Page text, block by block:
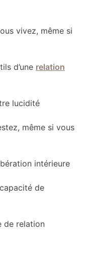
vivez, même si
d’une relation
lucidité
même si vous
intérieure
de
de relation